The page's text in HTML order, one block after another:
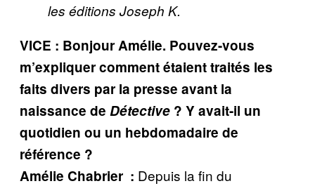
les éditions Joseph K.
VICE : Bonjour Amélie. Pouvez-vous
m’expliquer comment étaient traités les
faits divers par la presse avant la
naissance de Détective ? Y avait-il un
quotidien ou un hebdomadaire de
référence ?
Amélie Chabrier : Depuis la fin du